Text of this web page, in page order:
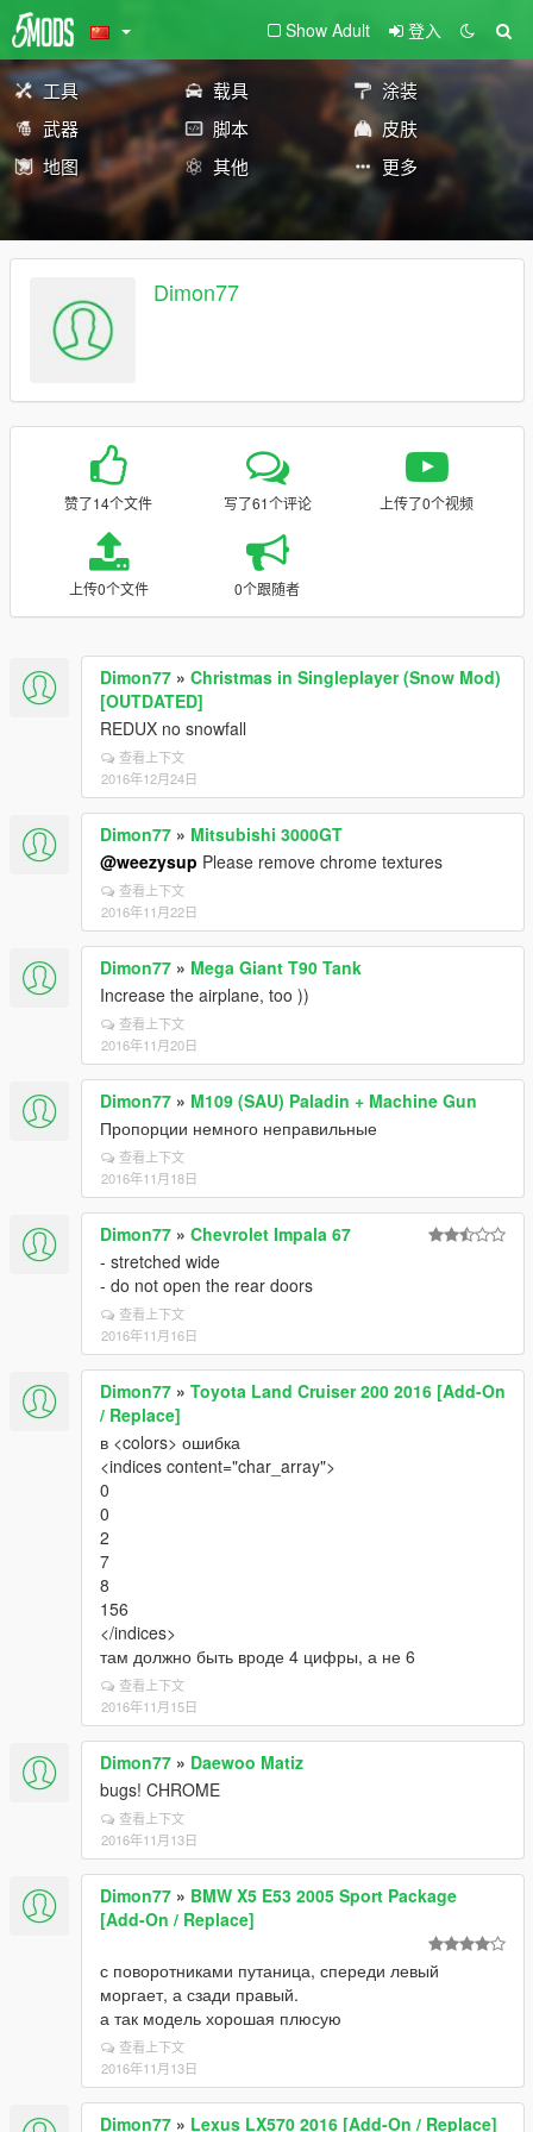
Show Adult 登入
工具 载具
涂装
武器
脚本
皮肤
地图
其他 更多
Dimon77
赞了14个文件 写了61个评论 上传了0个视频
上传0个文件 0个跟随者
Dimon77 » Christmas in Singleplayer (Snow Mod)
[OUTDATED]
REDUX no snowfall
查看上下文
2016年12月24日
Dimon77 » Mitsubishi 3000GT
@weezysup Please remove chrome textures
查看上下文
2016年11月22日
Dimon77 » Mega Giant T90 Tank
Increase the airplane, too ))
查看上下文
2016年11月20日
Dimon77 » M109 (SAU) Paladin + Machine Gun
Пропорции немного неправильные
查看上下文
2016年11月18日
Dimon77 » Chevrolet Impala 67
- stretched wide
- do not open the rear doors
查看上下文
2016年11月16日
Dimon77 » Toyota Land Cruiser 200 2016 [Add-On
/ Replace]
в <colors> ошибка
<indices content="char_array">
0
0
2
7
8
156
</indices>
там должно быть вроде 4 цифры, а не 6
查看上下文
2016年11月15日
Dimon77 » Daewoo Matiz
bugs! CHROME
查看上下文
2016年11月13日
Dimon77 » BMW X5 E53 2005 Sport Package
[Add-On / Replace]
с поворотниками путаница, спереди левый
моргает, а сзади правый.
а так модель хорошая плюсую
查看上下文
2016年11月13日
Dimon77 » Lexus LX570 2016 [Add-On / Replace]